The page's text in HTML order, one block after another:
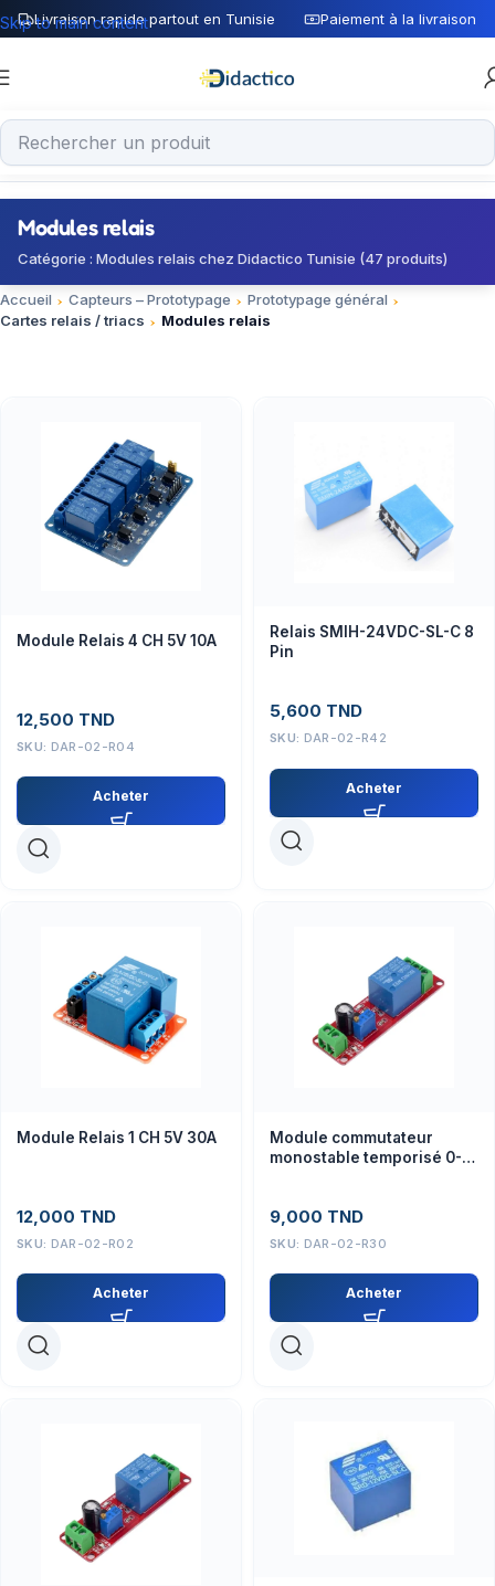
Livraison rapide partout en Tunisie Paiement à la livraison
Skip to main content
Modules relais
Catégorie : Modules relais chez Didactico Tunisie (47 produits)
Accueil Capteurs – Prototypage
Prototypage général
Cartes relais / triacs
Modules relais
Module Relais 4 CH 5V 10A
12,500 TND
SKU: DAR-02-R04
Acheter
Relais SMIH-24VDC-SL-C 8
Pin
5,600 TND
SKU: DAR-02-R42
Acheter
Module Relais 1 CH 5V 30A
12,000 TND
SKU: DAR-02-R02
Acheter
Module commutateur
monostable temporisé 0-
9,000 TND
SKU: DAR-02-R30
Acheter